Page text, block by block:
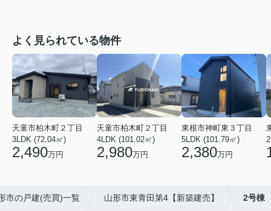
よく見られている物件
天童市柏木町２丁目
3LDK (72.04㎡)
2,490万円
天童市柏木町２丁目
4LDK (101.02㎡)
2,980万円
東根市神町東３丁目
5LDK (101.79㎡)
2,380万円
市の戸建(売買)一覧 山形市東青田第4【新築建売】 2号棟